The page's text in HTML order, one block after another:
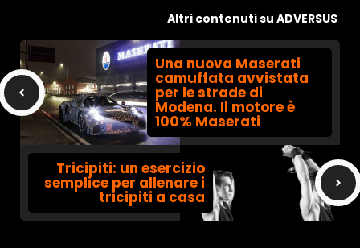
Altri contenuti su ADVERSUS
Una nuova Maserati
camuffata avvistata
per le strade di
Modena. Il motore è
100% Maserati
Tricipiti: un esercizio
semplice per allenare i
tricipiti a casa